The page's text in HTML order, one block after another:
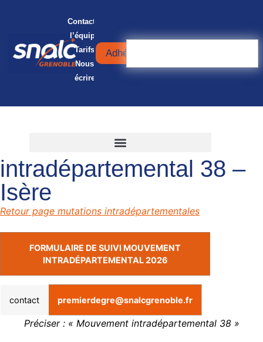
Contacter
l’équipe
Tarifs
Nous
écrire
Adhérer
Mouvement
intradépartemental 38 –
Isère
Retour page mutations intradépartementales
FORMULAIRE DE SUIVI MOUVEMENT
INTRADÉPARTEMENTAL 2026
contact premierdegre@snalcgrenoble.fr
Préciser : « Mouvement intradépartemental 38 »